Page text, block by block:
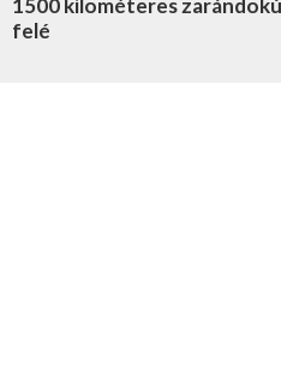
felé